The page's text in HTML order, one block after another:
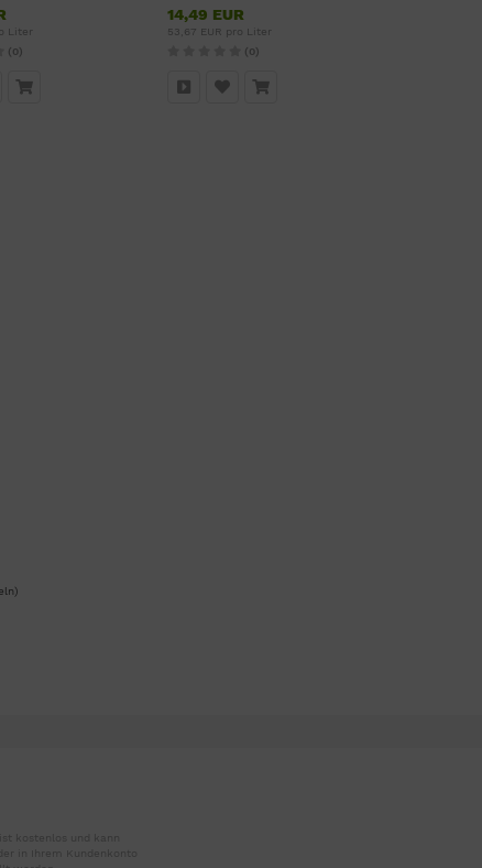
Liter
(0)
14,49 EUR
53,67 EUR pro Liter
(0)
kostenlos und kann
in Ihrem Kundenkonto